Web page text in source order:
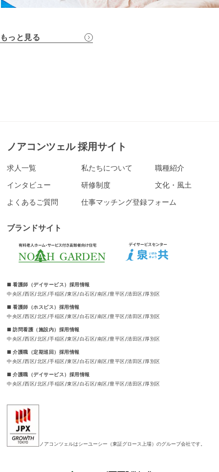
もっと見る
ノアコンツェル 採用サイト
求人一覧 私たちについて
職種紹介
インタビュー
研修制度
文化・風土
よくあるご質問
仕事マッチング登録フォーム
ブランドサイト
■ 介護職（定期巡回）採用情報
中央区 西区 北区 手稲区 東区 白石区 南区 豊平区 清田区 厚別区
■ 介護職（デイサービス）採用情報
中央区 西区 北区 手稲区 東区 白石区 南区 豊平区 清田区 厚別区
■ 訪問看護（施設内）採用情報
中央区 西区 北区 手稲区 東区 白石区 南区 豊平区 清田区 厚別区
■ 看護師（デイサービス）採用情報
中央区 西区 北区 手稲区 東区 白石区 南区 豊平区 清田区 厚別区
■ 看護師（ホスピス）採用情報
中央区 西区 北区 手稲区 東区 白石区 南区 豊平区 清田区 厚別区
ノアコンツェルはシーユーシー（東証グロース上場）のグループ会社です。